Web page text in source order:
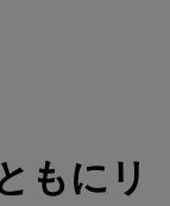
もにリ